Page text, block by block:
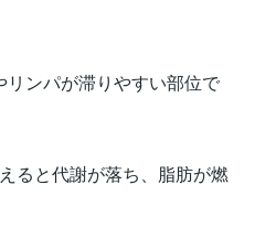
ンパが滞りやすい部位で
ると代謝が落ち、脂肪が燃